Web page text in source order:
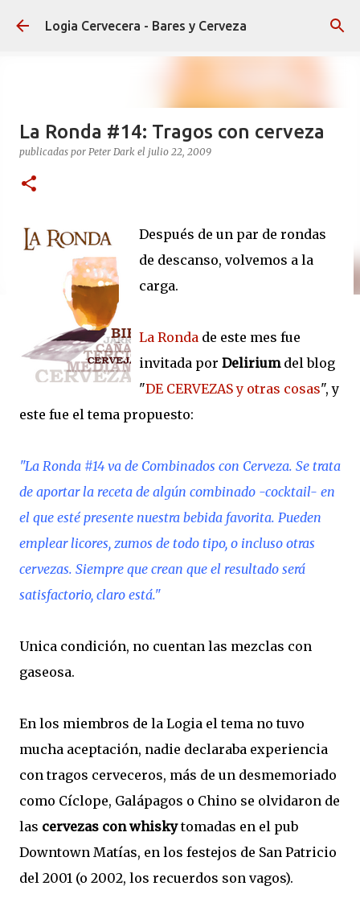
Ir al contenido principal
Logia Cervecera - Bares y Cerveza
La Ronda #14: Tragos con cerveza
publicadas por Peter Dark el julio 22, 2009
Después de un par de rondas
de descanso, volvemos a la
carga.
La Ronda de este mes fue
invitada por Deliriumdel blog
"DE CERVEZAS y otras cosas", y
este fue el tema propuesto:
"La Ronda #14 va de Combinados con Cerveza. Se trata
de aportar la receta de algún combinado -cocktail- en
el que esté presente nuestra bebida favorita. Pueden
emplear licores, zumos de todo tipo, o incluso otras
cervezas. Siempre que crean que el resultado será
satisfactorio, claro está."
Unica condición, no cuentan las mezclas con
gaseosa.
En los miembros de la Logia el tema no tuvo
mucha aceptación, nadie declaraba experiencia
con tragos cerveceros, más de un desmemoriado
como Cíclope, Galápagos o Chino se olvidaron de
las cervezas con whiskytomadas en el pub
Downtown Matías, en los festejos de San Patricio
del 2001 (o 2002, los recuerdos son vagos).